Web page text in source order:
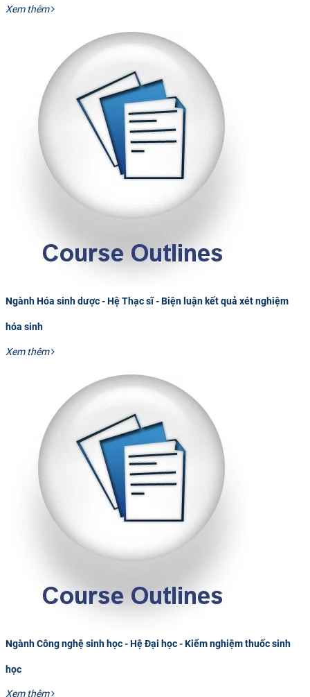
Xem thêm
Ngành Hóa sinh dược - Hệ Thạc sĩ - Biện luận kết quả xét nghiệm
hóa sinh
Xem thêm
Ngành Công nghệ sinh học - Hệ Đại học - Kiểm nghiệm thuốc sinh
học
Xem thêm